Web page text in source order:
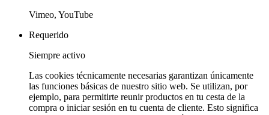
Vimeo, YouTube
Requerido
Siempre activo
Las cookies técnicamente necesarias garantizan únicamente
las funciones básicas de nuestro sitio web. Se utilizan, por
ejemplo, para permitirte reunir productos en tu cesta de la
compra o iniciar sesión en tu cuenta de cliente. Esto significa